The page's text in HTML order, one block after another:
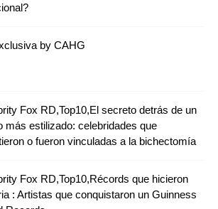
by CAHG
Fox RD,Top10,El secreto detrás de un
más estilizado: celebridades que
o fueron vinculadas a la bichectomía
Fox RD,Top10,Récords que hicieron
: Artistas que conquistaron un Guinness